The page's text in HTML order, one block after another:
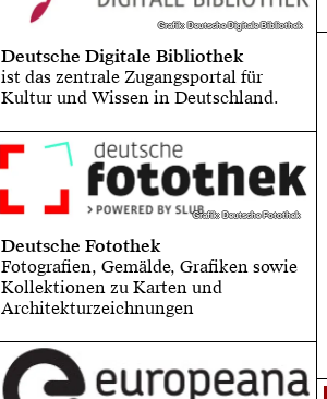
Grafik: Deutsche Digitale Bibliothek
Grafik: Deutsche Digitale Bibliothek
Deutsche Digitale Bibliothek
ist das zentrale Zugangsportal für
Kultur und Wissen in Deutschland.
Grafik: Deutsche Fotothek
Grafik: Deutsche Fotothek
Deutsche Fotothek
Fotografien, Gemälde, Grafiken sowie
Kollektionen zu Karten und
Architekturzeichnungen